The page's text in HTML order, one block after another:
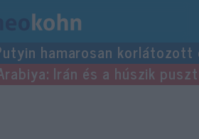
hamarosan
Irán és a húszik